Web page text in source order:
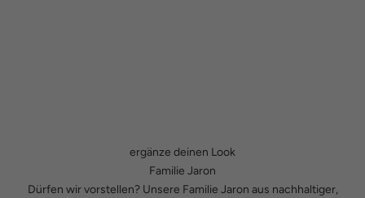
ergänze deinen Look
Familie Jaron
Dürfen wir vorstellen? Unsere Familie Jaron aus nachhaltiger,